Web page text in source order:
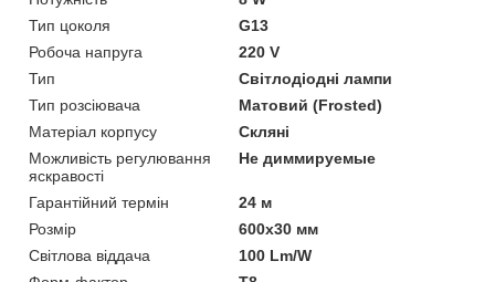
Тип цоколя
G13
Робоча напруга
220 V
Тип
Світлодіодні лампи
Тип розсіювача
Матовий (Frosted)
Матеріал корпусу
Скляні
Можливість регулювання
яскравості
Не диммируемые
Гарантійний термін
24 м
Розмір
600x30 мм
Світлова віддача
100 Lm/W